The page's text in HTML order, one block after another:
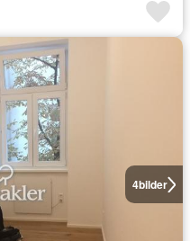
4bilder